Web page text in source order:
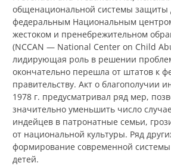
общенациональной системы защиты
федеральным Национальным
жестоком и пренебрежительном
(NCCAN — National Center on Child
лидирующая роль в решении
окончательно перешла от штатов к
правительству. Акт о благополучии
1978 г. предусматривал ряд мер,
значительно уменьшить число
индейцев в патронатные семьи,
от национальной культуры. Ряд
формирование современной
детей.